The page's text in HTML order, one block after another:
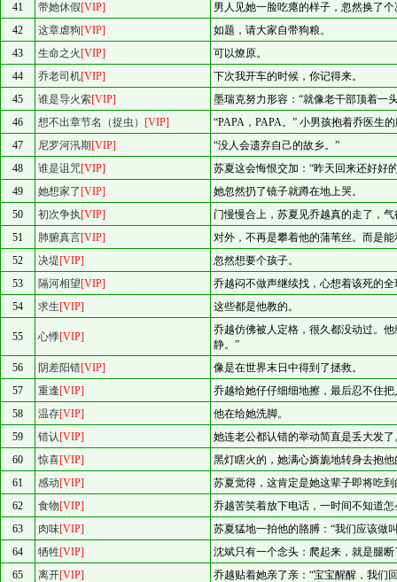
41
带她休假[VIP]
男人见她一脸吃瘪的样子，忽然换了
42
这章虐狗[VIP]
如题，请大家自带狗粮。
43
生命之火 [VIP]
可以燎原。
44
乔老司机[VIP]
下次我开车的时候，你记得来。
45
谁是导火索[VIP]
墨瑞克努力形容：“就像老干部顶着一
46
想不出章节名（捉虫） [VIP]
“PAPA，PAPA。” 小男孩抱着乔医生
47
尼罗河汛期[VIP]
“没人会遗弃自己的故乡。”
48
谁是诅咒[VIP]
苏夏这会悔恨交加：“昨天回来还好好
49
她想家了 [VIP]
她忽然扔了镜子就蹲在地上哭。
50
初次争执[VIP]
门慢慢合上，苏夏见乔越真的走了，
51
肺腑真言[VIP]
对外，不再是攀着他的蒲苇丝。而是
52
决堤[VIP]
忽然想要个孩子。
53
隔河相望[VIP]
乔越闷不做声继续找，心想着该死的
54
求生[VIP] 这些都是他教的。
55 心悸[VIP]
乔越仿佛被人定格，很久都没动过。
静。”
56
阴差阳错[VIP]
像是在世界末日中得到了拯救。
57
重逢[VIP]
乔越给她仔仔细细地擦，最后忍不住
58
温存[VIP]
他在给她洗脚。
59
错认[VIP]
她连老公都认错的举动简直是丢大发了
60
惊喜[VIP]
黑灯瞎火的，她满心旖旎地转身去抱他
61
感动[VIP]
苏夏觉得，这肯定是她这辈子即将吃
62
食物[VIP]
乔越苦笑着放下电话，一时间不知道
63
肉味[VIP]
苏夏猛地一拍他的胳膊：“我们应该做
64
牺牲[VIP]
沈斌只有一个念头：爬起来，就是腿
65
离开[VIP]
乔越贴着她亲了亲：“宝宝醒醒，我们